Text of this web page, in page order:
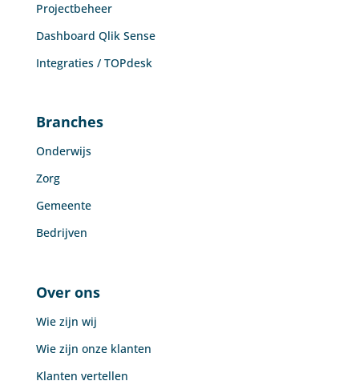
Projectbeheer
Dashboard Qlik Sense
Integraties / TOPdesk
Branches
Onderwijs
Zorg
Gemeente
Bedrijven
Over ons
Wie zijn wij
Wie zijn onze klanten
Klanten vertellen